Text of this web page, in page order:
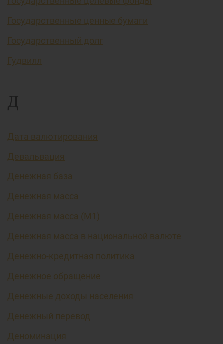
Государственные ценные бумаги
Государственный долг
Гудвилл
Д
Дата валютирования
Девальвация
Денежная база
Денежная масса
Денежная масса (М1)
Денежная масса в национальной валюте
Денежно-кредитная политика
Денежное обращение
Денежные доходы населения
Денежный перевод
Деноминация